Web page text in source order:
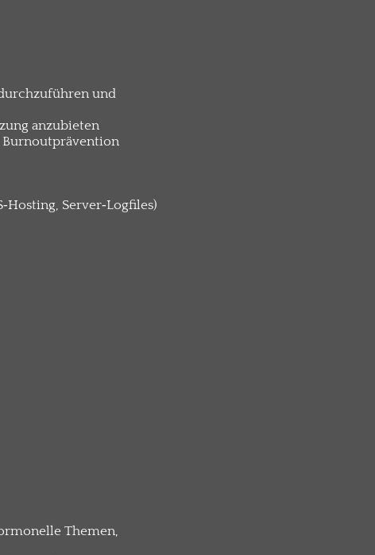
und
anzubieten
Burnoutprävention
Server‑Logfiles)
Themen,